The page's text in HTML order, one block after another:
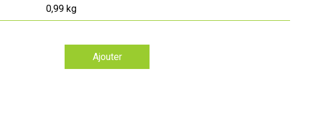
0,99 kg
Ajouter